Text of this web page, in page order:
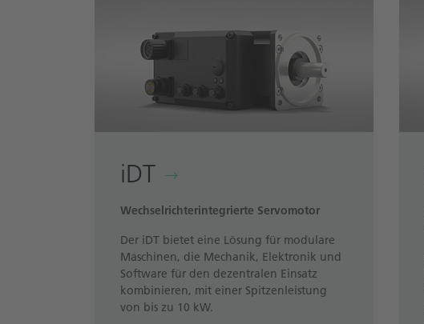
iDT
Wechselrichterintegrierte Servomotor
Der iDT bietet eine Lösung für modulare
Maschinen, die Mechanik, Elektronik und
Software für den dezentralen Einsatz
kombinieren, mit einer Spitzenleistung
von bis zu 10 kW.